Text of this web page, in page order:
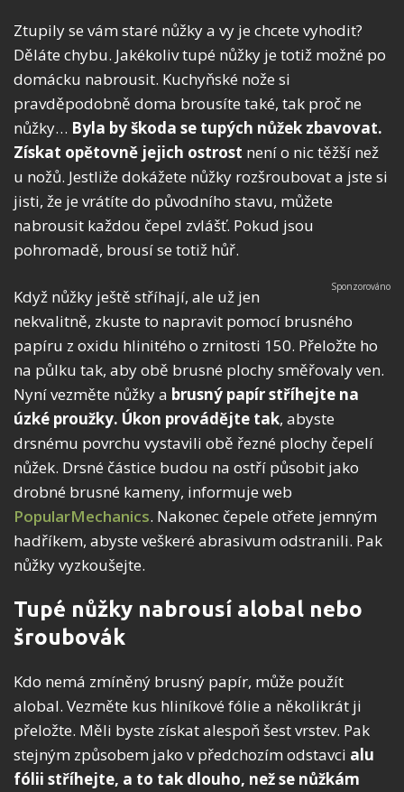
Ztupily se vám staré nůžky a vy je chcete vyhodit?
Děláte chybu. Jakékoliv tupé nůžky je totiž možné po
domácku nabrousit. Kuchyňské nože si
pravděpodobně doma brousíte také, tak proč ne
nůžky… Byla by škoda se tupých nůžek zbavovat.
Získat opětovně jejich ostrost není o nic těžší než
u nožů. Jestliže dokážete nůžky rozšroubovat a jste si
jisti, že je vrátíte do původního stavu, můžete
nabrousit každou čepel zvlášť. Pokud jsou
pohromadě, brousí se totiž hůř.
Když nůžky ještě stříhají, ale už jen
nekvalitně, zkuste to napravit pomocí brusného
papíru z oxidu hlinitého o zrnitosti 150. Přeložte ho
na půlku tak, aby obě brusné plochy směřovaly ven.
Nyní vezměte nůžky a brusný papír stříhejte na
úzké proužky. Úkon provádějte tak, abyste
drsnému povrchu vystavili obě řezné plochy čepelí
nůžek. Drsné částice budou na ostří působit jako
drobné brusné kameny, informuje web
PopularMechanics. Nakonec čepele otřete jemným
hadříkem, abyste veškeré abrasivum odstranili. Pak
nůžky vyzkoušejte.
Tupé nůžky nabrousí alobal nebo
šroubovák
Kdo nemá zmíněný brusný papír, může použít
alobal. Vezměte kus hliníkové fólie a několikrát ji
přeložte. Měli byste získat alespoň šest vrstev. Pak
stejným způsobem jako v předchozím odstavci alu
fólii stříhejte, a to tak dlouho, než se nůžkám